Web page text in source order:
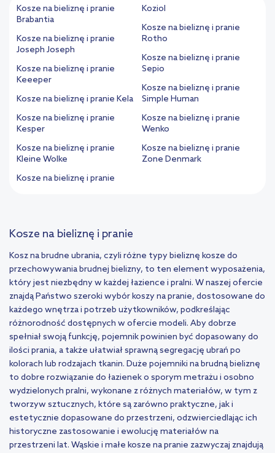
Kosze na bieliznę i pranie
Brabantia
Kosze na bieliznę i pranie
Joseph Joseph
Kosze na bieliznę i pranie
Keeeper
Kosze na bieliznę i pranie Kela
Kosze na bieliznę i pranie
Kesper
Kosze na bieliznę i pranie
Kleine Wolke
Kosze na bieliznę i pranie
Koziol
Kosze na bieliznę i pranie
Rotho
Kosze na bieliznę i pranie
Sepio
Kosze na bieliznę i pranie
Simple Human
Kosze na bieliznę i pranie
Wenko
Kosze na bieliznę i pranie
Zone Denmark
Kosze na bieliznę i pranie
Kosz na brudne ubrania, czyli różne typy bieliznę kosze do
przechowywania brudnej bielizny, to ten element wyposażenia,
który jest niezbędny w każdej łazience i pralni. W naszej ofercie
znajdą Państwo szeroki wybór koszy na pranie, dostosowane do
każdego wnętrza i potrzeb użytkowników, podkreślając
różnorodność dostępnych w ofercie modeli. Aby dobrze
spełniał swoją funkcję, pojemnik powinien być dopasowany do
ilości prania, a także ułatwiał sprawną segregację ubrań po
kolorach lub rodzajach tkanin. Duże pojemniki na brudną bieliznę
to dobre rozwiązanie do łazienek o sporym metrażu i osobno
wydzielonych pralni, wykonane z różnych materiałów, w tym z
tworzyw sztucznych, które są zarówno praktyczne, jak i
estetycznie dopasowane do przestrzeni, odzwierciedlając ich
historyczne zastosowanie i ewolucję materiałów na
przestrzeni lat. Wąskie i małe kosze na pranie zazwyczaj znajdują